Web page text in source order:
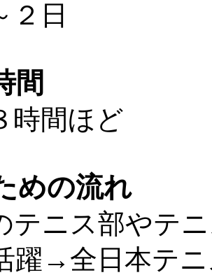
日
間
間ほど
めの流れ
ニス部やテ
躍→全日本テ